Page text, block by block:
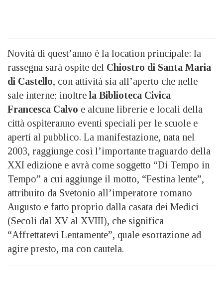
Novità di quest’anno è la location principale: la
rassegna sarà ospite del Chiostro di Santa Maria
di Castello, con attività sia all’aperto che nelle
sale interne; inoltre la Biblioteca Civica
Francesca Calvo e alcune librerie e locali della
città ospiteranno eventi speciali per le scuole e
aperti al pubblico. La manifestazione, nata nel
2003, raggiunge così l’importante traguardo della
XXI edizione e avrà come soggetto “Di Tempo in
Tempo” a cui aggiunge il motto, “Festina lente”,
attribuito da Svetonio all’imperatore romano
Augusto e fatto proprio dalla casata dei Medici
(Secoli dal XV al XVIII), che significa
“Affrettatevi Lentamente”, quale esortazione ad
agire presto, ma con cautela.